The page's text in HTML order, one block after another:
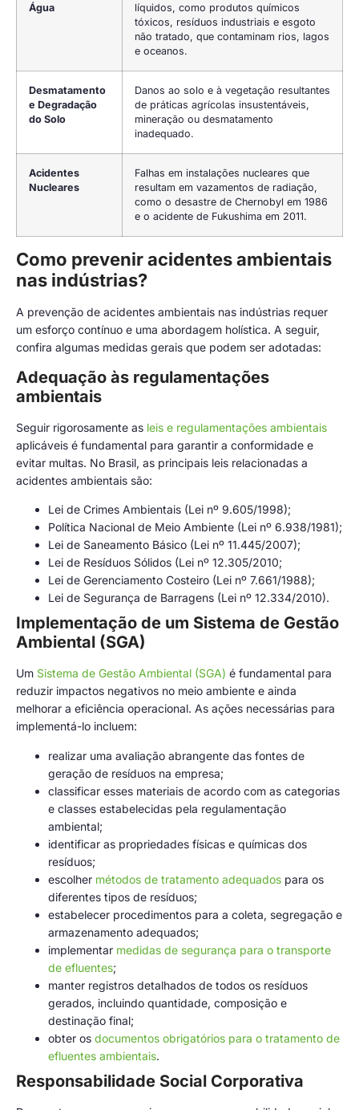
Água
líquidos, como produtos químicos
tóxicos, resíduos industriais e esgoto
não tratado, que contaminam rios, lagos
e oceanos.
Desmatamento
e Degradação
do Solo
Danos ao solo e à vegetação resultantes
de práticas agrícolas insustentáveis,
mineração ou desmatamento
inadequado.
Acidentes
Nucleares
Falhas em instalações nucleares que
resultam em vazamentos de radiação,
como o desastre de Chernobyl em 1986
e o acidente de Fukushima em 2011.
Como prevenir acidentes ambientais
nas indústrias?
A prevenção de acidentes ambientais nas indústrias requer
um esforço contínuo e uma abordagem holística. A seguir,
confira algumas medidas gerais que podem ser adotadas:
Adequação às regulamentações
ambientais
Seguir rigorosamente as leis e regulamentações ambientais
aplicáveis é fundamental para garantir a conformidade e
evitar multas. No Brasil, as principais leis relacionadas a
acidentes ambientais são:
Lei de Crimes Ambientais (Lei nº 9.605/1998);
Política Nacional de Meio Ambiente (Lei nº 6.938/1981);
Lei de Saneamento Básico (Lei nº 11.445/2007);
Lei de Resíduos Sólidos (Lei nº 12.305/2010;
Lei de Gerenciamento Costeiro (Lei nº 7.661/1988);
Lei de Segurança de Barragens (Lei nº 12.334/2010).
Implementação de um Sistema de Gestão
Ambiental (SGA)
Um Sistema de Gestão Ambiental (SGA) é fundamental para
reduzir impactos negativos no meio ambiente e ainda
melhorar a eficiência operacional. As ações necessárias para
implementá-lo incluem:
realizar uma avaliação abrangente das fontes de
geração de resíduos na empresa;
classificar esses materiais de acordo com as categorias
e classes estabelecidas pela regulamentação
ambiental;
identificar as propriedades físicas e químicas dos
resíduos;
escolher métodos de tratamento adequados para os
diferentes tipos de resíduos;
estabelecer procedimentos para a coleta, segregação e
armazenamento adequados;
implementar medidas de segurança para o transporte
de efluentes;
manter registros detalhados de todos os resíduos
gerados, incluindo quantidade, composição e
destinação final;
obter os documentos obrigatórios para o tratamento de
efluentes ambientais.
Responsabilidade Social Corporativa